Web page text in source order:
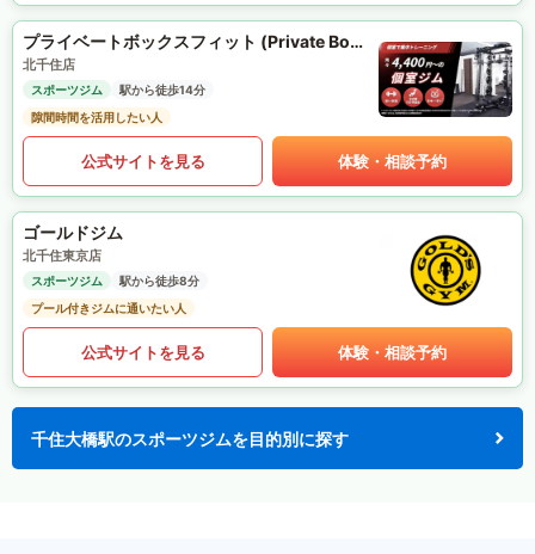
プライベートボックスフィット (Private Box Fit)
北千住店
スポーツジム
駅から徒歩14分
隙間時間を活用したい人
公式サイトを見る 体験・相談予約
ゴールドジム
北千住東京店
スポーツジム
駅から徒歩8分
プール付きジムに通いたい人
公式サイトを見る 体験・相談予約
千住大橋駅のスポーツジムを目的別に探す